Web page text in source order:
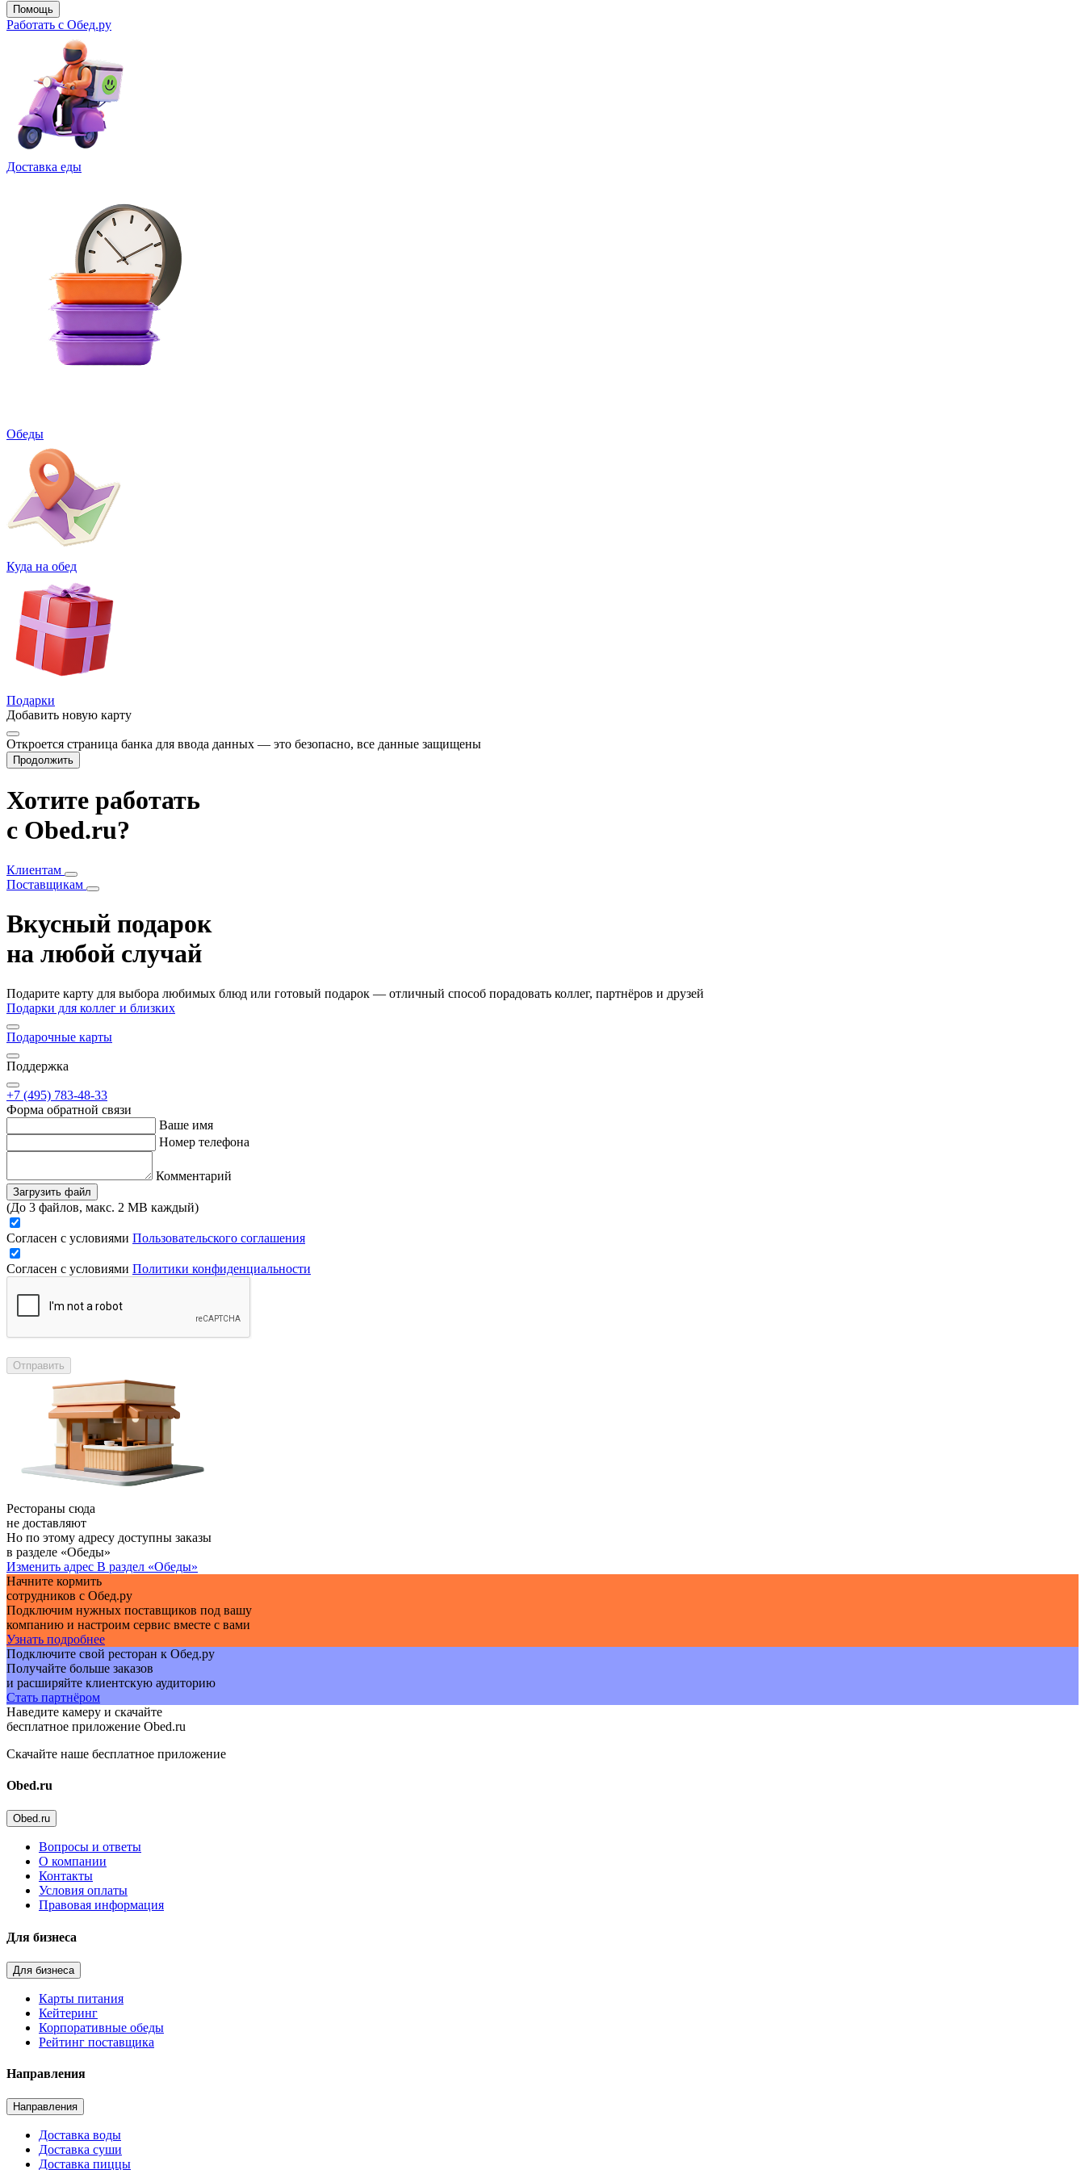
Помощь
Работать с Обед.ру
Доставка еды
Обеды
Куда на обед
Подарки
Добавить новую карту
Откроется страница банка для ввода данных — это безопасно, все данные защищены
Продолжить
Хотите работать
с Obed.ru?
Клиентам
Поставщикам
Вкусный подарок
на любой случай
Подарите карту для выбора любимых блюд или готовый подарок — отличный способ порадовать коллег, партнёров и друзей
Подарки для коллег и близких
Подарочные карты
Поддержка
+7 (495) 783-48-33
Форма обратной связи
Ваше имя
Номер телефона
Комментарий
Загрузить файл
(До 3 файлов, макс. 2 MB каждый)
Согласен с условиями Пользовательского соглашения
Согласен с условиями Политики конфиденциальности
Отправить
Рестораны сюда
не доставляют
Но по этому адресу доступны заказы
в разделе «Обеды»
Изменить адрес В раздел «Обеды»
Начните кормить
сотрудников с Обед.ру
Подключим нужных поставщиков под вашу
компанию и настроим сервис вместе с вами
Узнать подробнее
Подключите свой ресторан к Обед.ру
Получайте больше заказов
и расширяйте клиентскую аудиторию
Стать партнёром
Наведите камеру и скачайте
бесплатное приложение Obed.ru
Скачайте наше бесплатное приложение
Obed.ru
Obed.ru
Вопросы и ответы
О компании
Контакты
Условия оплаты
Правовая информация
Для бизнеса
Для бизнеса
Карты питания
Кейтеринг
Корпоративные обеды
Рейтинг поставщика
Направления
Направления
Доставка воды
Доставка суши
Доставка пиццы